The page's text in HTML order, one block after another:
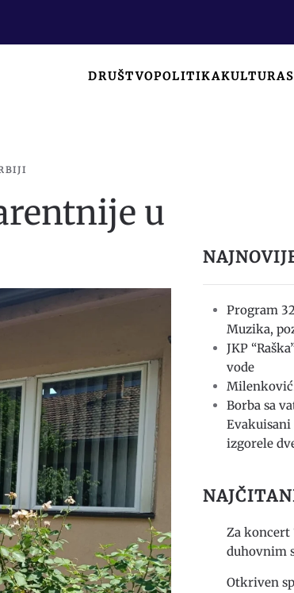
DRUŠTVOPOLITIKAKULTURA
u
Program
Muzika,
JKP
vode
Borba sa
Evakuisani
izgorele
Za koncert
duhovnim
Otkriven